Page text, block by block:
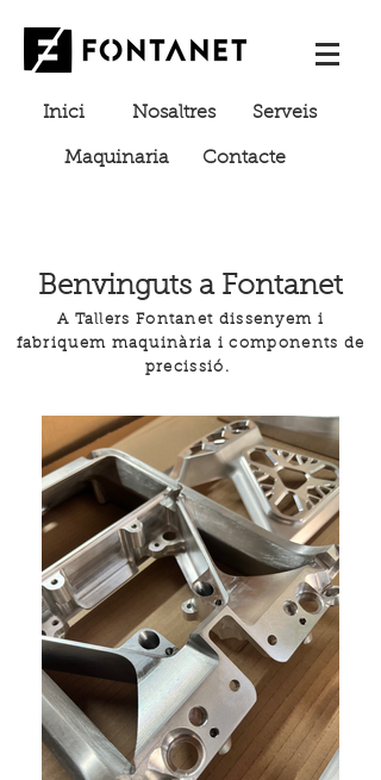
Inici Nosaltres Serveis
Maquinaria Contacte
Benvinguts a Fontanet
A Tallers Fontanet dissenyem i
fabriquem maquinària i components de
precissió.